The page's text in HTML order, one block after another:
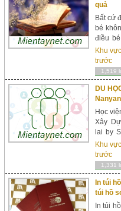
quả
Bất cứ
bé
điều
tiếng
Dưới
Khu
trước
1,519
DU
Học
Xây
lai by
ngành
Bổng
Khu
trước
1,331
In túi
túi hồ
In túi